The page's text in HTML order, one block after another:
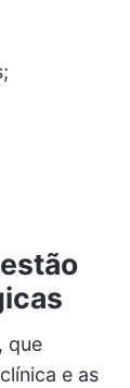
que
e as